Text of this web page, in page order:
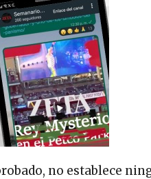
no establece